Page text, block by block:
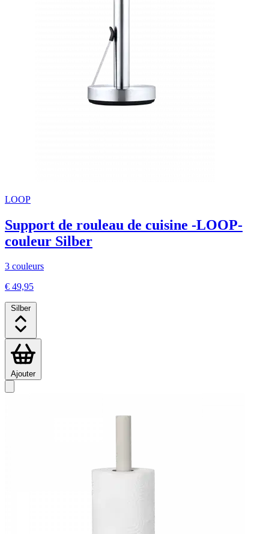
LOOP
Support de rouleau de cuisine -LOOP-
couleur Silber
3 couleurs
€ 49,95
Silber
Ajouter